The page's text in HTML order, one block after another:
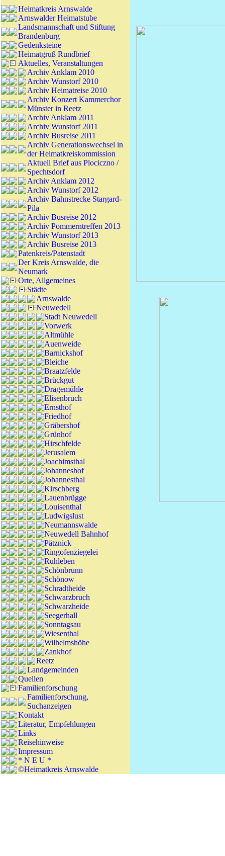
Heimatkreis Arnswalde
Arnswalder Heimatstube
Landsmannschaft und Stiftung
Brandenburg
Gedenksteine
Heimatgruß Rundbrief
Aktuelles, Veranstaltungen
Archiv Anklam 2010
Archiv Wunstorf 2010
Archiv Heimatreise 2010
Archiv Konzert Kammerchor
Münster in Reetz
Archiv Anklam 2011
Archiv Wunstorf 2011
Archiv Busreise 2011
Archiv Generationswechsel in
der Heimatkreiskommission
Aktuell Brief aus Plociczno /
Spechtsdorf
Archiv Anklam 2012
Archiv Wunstorf 2012
Archiv Bahnstrecke Stargard-
Pila
Archiv Busreise 2012
Archiv Pommerntreffen 2013
Archiv Wunstorf 2013
Archiv Busreise 2013
Patenkreis/Patenstadt
Der Kreis Arnswalde, die
Neumark
Orte, Allgemeines
Städte
Arnswalde
Neuwedell
Stadt Neuwedell
Vorwerk
Altmühle
Auenweide
Barnickshof
Bleiche
Braatzfelde
Brückgut
Dragemühle
Elisenbruch
Ernsthof
Friedhof
Gräbershof
Grünhof
Hirschfelde
Jerusalem
Joachimsthal
Johanneshof
Johannesthal
Kirschberg
Lauenbrügge
Louisenthal
Ludwigslust
Neumannswalde
Neuwedell Bahnhof
Pätznick
Ringofenziegelei
Ruhleben
Schönbrunn
Schönow
Schradtheide
Schwarzbruch
Schwarzheide
Seegerhall
Sonntagsau
Wiesenthal
Wilhelmshöhe
Zankhof
Reetz
Landgemeinden
Quellen
Familienforschung
Familienforschung,
Suchanzeigen
Kontakt
Literatur, Empfehlungen
Links
Reisehinweise
Impressum
* N E U *
©Heimatkreis Arnswalde